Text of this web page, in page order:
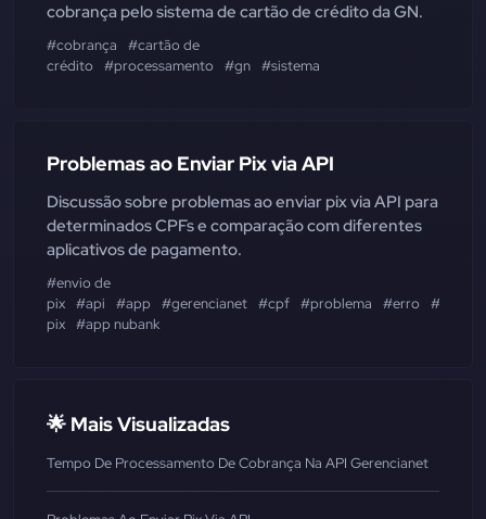
cobrança pelo sistema de cartão de crédito da GN.
#cobrança
#cartão de
crédito
#processamento #gn #sistema
Problemas ao Enviar Pix via API
Discussão sobre problemas ao enviar pix via API para
determinados CPFs e comparação com diferentes
aplicativos de pagamento.
#envio de
pix #api #app #gerencianet #cpf #problema #erro #falha
pix #app nubank
🌟 Mais Visualizadas
Tempo De Processamento De Cobrança Na API Gerencianet